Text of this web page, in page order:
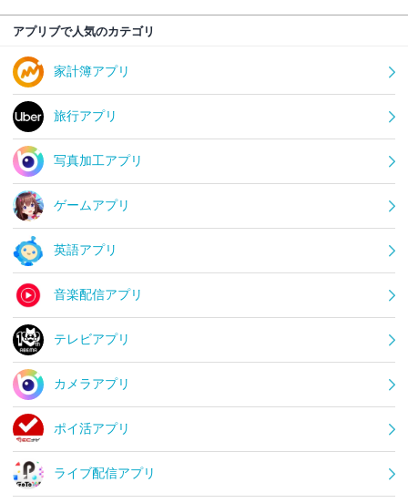
アプリブで人気のカテゴリ
家計簿アプリ
旅行アプリ
写真加工アプリ
ゲームアプリ
英語アプリ
音楽配信アプリ
テレビアプリ
カメラアプリ
ポイ活アプリ
ライブ配信アプリ